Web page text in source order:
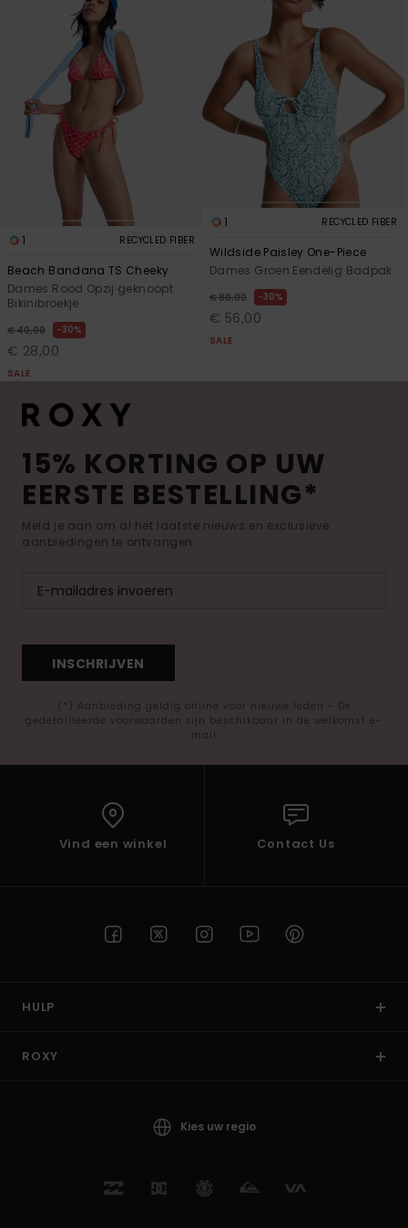
1 RECYCLED FIBER
Beach Bandana TS Cheeky
Dames Rood Opzij geknoopt
Bikinibroekje
€ 40,00 30%
€ 28,00
SALE
1 RECYCLED FIBER
Wildside Paisley One-Piece
Dames Groen Eendelig Badpak
€ 80,00 30%
€ 56,00
SALE
15% KORTING OP UW
EERSTE BESTELLING*
Meld je aan om al het laatste nieuws en exclusieve
aanbiedingen te ontvangen.
INSCHRIJVEN
(*) Aanbieding geldig online voor nieuwe leden - De
gedetailleerde voorwaarden zijn beschikbaar in de welkomst e-
mail
Vind een winkel Contact Us
HULP
ROXY
Kies uw regio